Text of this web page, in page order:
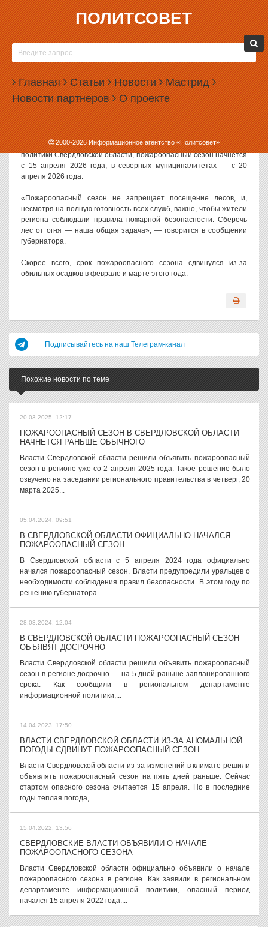
ПОЛИТСОВЕТ
Главная Статьи Новости Мастрид
Новости партнеров О проекте
2000-2026Информационное агентство «Политсовет»
30.03.2026, 12:54
ПОЖАРООПАСНЫЙ СЕЗОН В СВЕРДЛОВСКОЙ
ОБЛАСТИ НАЧНЕТСЯ ПОЗЖЕ ОБЫЧНОГО
Власти Свердловской области официально объявили о начале
пожароопасного сезона позднее обычного. В последние три года
началом пожароопасный сезона устанавливали первые числа
апреля.
Как сообщает пресс-служба департамента информационной
политики Свердловской области, пожароопасный сезон начнется
с 15 апреля 2026 года, в северных муниципалитетах — с 20
апреля 2026 года.
«Пожароопасный сезон не запрещает посещение лесов, и,
несмотря на полную готовность всех служб, важно, чтобы жители
региона соблюдали правила пожарной безопасности. Сберечь
лес от огня — наша общая задача», — говорится в сообщении
губернатора.
Скорее всего, срок пожароопасного сезона сдвинулся из-за
обильных осадков в феврале и марте этого года.
Подписывайтесь на наш Телеграм-канал
Похожие новости по теме
20.03.2025, 12:17
ПОЖАРООПАСНЫЙ СЕЗОН В СВЕРДЛОВСКОЙ ОБЛАСТИ
НАЧНЕТСЯ РАНЬШЕ ОБЫЧНОГО
Власти Свердловской области решили объявить пожароопасный
сезон в регионе уже со 2 апреля 2025 года. Такое решение было
озвучено на заседании регионального правительства в четверг, 20
марта 2025...
05.04.2024, 09:51
В СВЕРДЛОВСКОЙ ОБЛАСТИ ОФИЦИАЛЬНО НАЧАЛСЯ
ПОЖАРООПАСНЫЙ СЕЗОН
В Свердловской области с 5 апреля 2024 года официально
начался пожароопасный сезон. Власти предупредили уральцев о
необходимости соблюдения правил безопасности. В этом году по
решению губернатора...
28.03.2024, 12:04
В СВЕРДЛОВСКОЙ ОБЛАСТИ ПОЖАРООПАСНЫЙ СЕЗОН
ОБЪЯВЯТ ДОСРОЧНО
Власти Свердловской области решили объявить пожароопасный
сезон в регионе досрочно — на 5 дней раньше запланированного
срока. Как сообщили в региональном департаменте
информационной политики,...
14.04.2023, 17:50
ВЛАСТИ СВЕРДЛОВСКОЙ ОБЛАСТИ ИЗ-ЗА АНОМАЛЬНОЙ
ПОГОДЫ СДВИНУТ ПОЖАРООПАСНЫЙ СЕЗОН
Власти Свердловской области из-за изменений в климате решили
объявлять пожароопасный сезон на пять дней раньше. Сейчас
стартом опасного сезона считается 15 апреля. Но в последние
годы теплая погода,...
15.04.2022, 13:56
СВЕРДЛОВСКИЕ ВЛАСТИ ОБЪЯВИЛИ О НАЧАЛЕ
ПОЖАРООПАСНОГО СЕЗОНА
Власти Свердловской области официально объявили о начале
пожароопасного сезона в регионе. Как заявили в региональном
департаменте информационной политики, опасный период
начался 15 апреля 2022 года....